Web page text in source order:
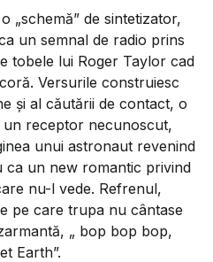
„schemă” de sintetizator,
un semnal de radio prins
tobele lui Roger Taylor cad
Versurile construiesc
şi al căutării de contact, o
receptor necunoscut,
unui astronaut revenind
ca un new romantic privind
nu-l vede. Refrenul,
pe care trupa nu cântase
„ bop bop bop,
Earth”.